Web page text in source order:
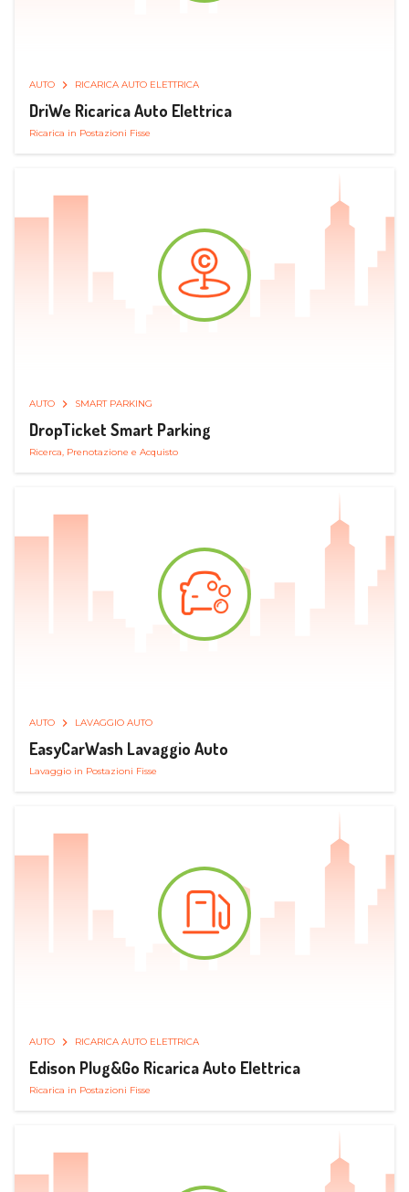
AUTO RICARICA AUTO ELETTRICA
DriWe Ricarica Auto Elettrica
Ricarica in Postazioni Fisse
AUTO SMART PARKING
DropTicket Smart Parking
Ricerca, Prenotazione e Acquisto
AUTO LAVAGGIO AUTO
EasyCarWash Lavaggio Auto
Lavaggio in Postazioni Fisse
AUTO RICARICA AUTO ELETTRICA
Edison Plug&Go Ricarica Auto Elettrica
Ricarica in Postazioni Fisse